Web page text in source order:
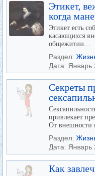
Этикет,
когда
Этикет есть
касающихся
общежитии...
Раздел:
Дата: Январь
Секреты
привлекает
От внешности
Раздел:
Дата: Январь
Как